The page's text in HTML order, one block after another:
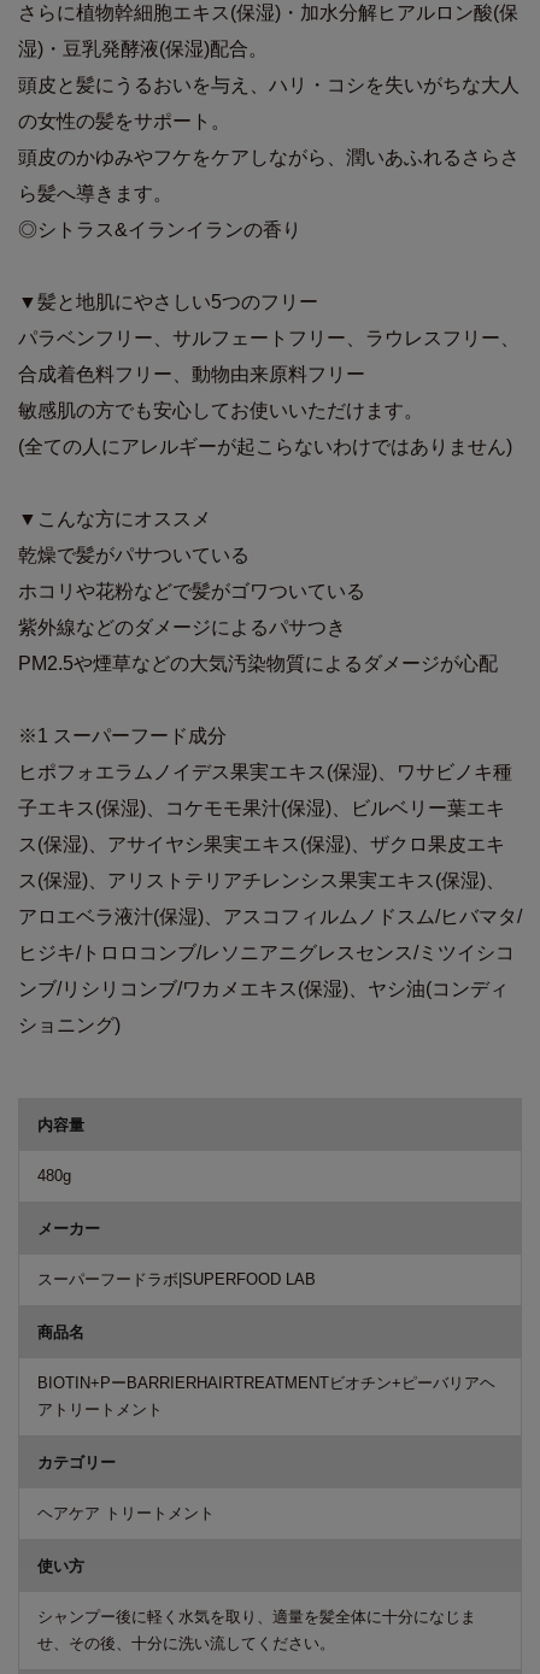
さらに植物幹細胞エキス(保湿)・加水分解ヒアルロン酸(保
湿)・豆乳発酵液(保湿)配合。
頭皮と髪にうるおいを与え、ハリ・コシを失いがちな大人
の女性の髪をサポート。
頭皮のかゆみやフケをケアしながら、潤いあふれるさらさ
ら髪へ導きます。
◎シトラス&イランイランの香り
▼髪と地肌にやさしい5つのフリー
パラベンフリー、サルフェートフリー、ラウレスフリー、
合成着色料フリー、動物由来原料フリー
敏感肌の方でも安心してお使いいただけます。
(全ての人にアレルギーが起こらないわけではありません)
▼こんな方にオススメ
乾燥で髪がパサついている
ホコリや花粉などで髪がゴワついている
紫外線などのダメージによるパサつき
PM2.5や煙草などの大気汚染物質によるダメージが心配
※1 スーパーフード成分
ヒポフォエラムノイデス果実エキス(保湿)、ワサビノキ種
子エキス(保湿)、コケモモ果汁(保湿)、ビルベリー葉エキ
ス(保湿)、アサイヤシ果実エキス(保湿)、ザクロ果皮エキ
ス(保湿)、アリストテリアチレンシス果実エキス(保湿)、
アロエベラ液汁(保湿)、アスコフィルムノドスム/ヒバマタ/
ヒジキ/トロロコンブ/レソニアニグレスセンス/ミツイシコ
ンブ/リシリコンブ/ワカメエキス(保湿)、ヤシ油(コンディ
ショニング)
内容量
480g
メーカー
スーパーフードラボ|SUPERFOOD LAB
商品名
BIOTIN+PーBARRIERHAIRTREATMENTビオチン+ピーバリアヘ
アトリートメント
カテゴリー
ヘアケア トリートメント
使い方
シャンプー後に軽く水気を取り、適量を髪全体に十分になじま
せ、その後、十分に洗い流してください。